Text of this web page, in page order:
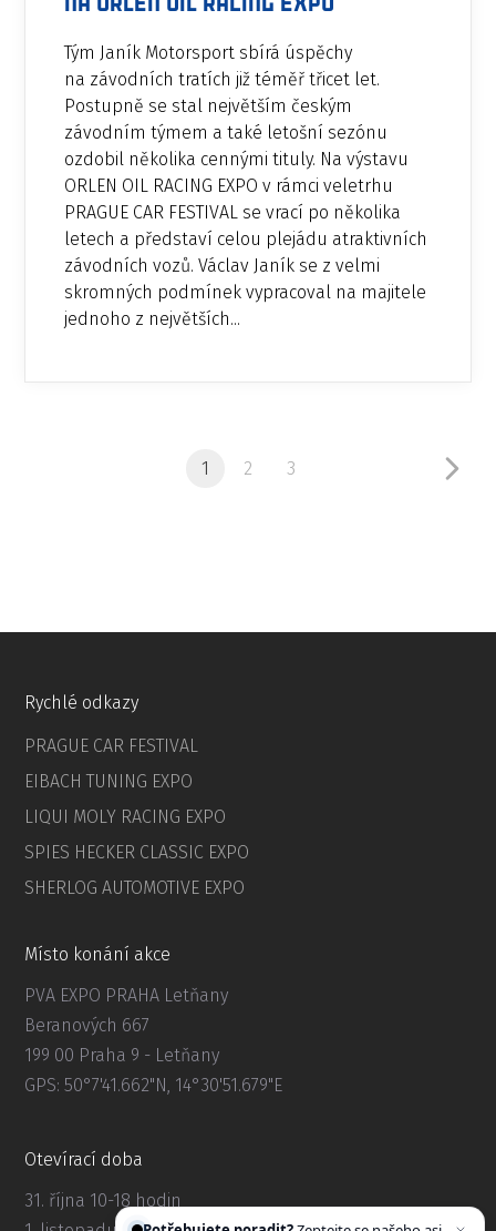
Tým Janík Motorsport sbírá úspěchy
na závodních tratích již téměř třicet let.
Postupně se stal největším českým
závodním týmem a také letošní sezónu
ozdobil několika cennými tituly. Na výstavu
ORLEN OIL RACING EXPO v rámci veletrhu
PRAGUE CAR FESTIVAL se vrací po několika
letech a představí celou plejádu atraktivních
závodních vozů. Václav Janík se z velmi
skromných podmínek vypracoval na majitele
jednoho z největších...
1 2 3
Rychlé odkazy
PRAGUE CAR FESTIVAL
EIBACH TUNING EXPO
LIQUI MOLY RACING EXPO
SPIES HECKER CLASSIC EXPO
SHERLOG AUTOMOTIVE EXPO
Místo konání akce
PVA EXPO PRAHA Letňany
Beranových 667
199 00 Praha 9 - Letňany
GPS: 50°7'41.662"N, 14°30'51.679"E
Otevírací doba
31. října 10-18 hodin
Potřebujete poradit?Zeptejte se našeho asistenta